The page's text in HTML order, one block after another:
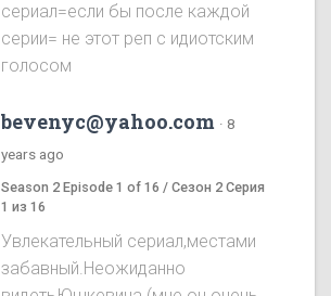
сериал=если бы после каждой
серии= не этот реп с идиотским
голосом
bevenyc@yahoo.com · 8
years ago
Season 2 Episode 1 of 16 / Сезон 2 Серия
1 из 16
Увлекательный сериал,местами
забавный.Неожиданно